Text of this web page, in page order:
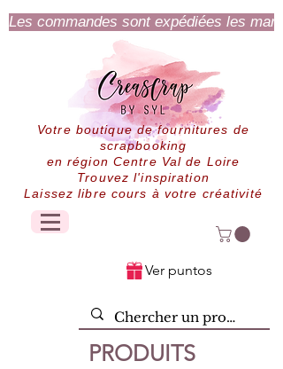
Les commandes sont expédiées les
Votre boutique de fournitures de
scrapbooking
en région Centre Val de Loire
Trouvez l'inspiration
Laissez libre cours à votre créativité
Ver puntos
PRODUITS